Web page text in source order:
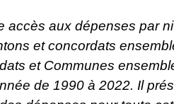
accès aux dépenses par
et concordats
et Communes
de 1990 à 2022. Il